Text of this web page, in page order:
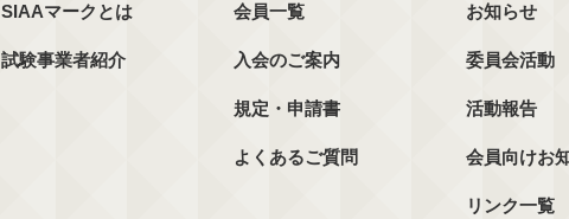
SIAAマークとは
試験事業者紹介
会員一覧
入会のご案内
規定・申請書
よくあるご質問
お知らせ
委員会活動
活動報告
会員向けお
リンク一覧